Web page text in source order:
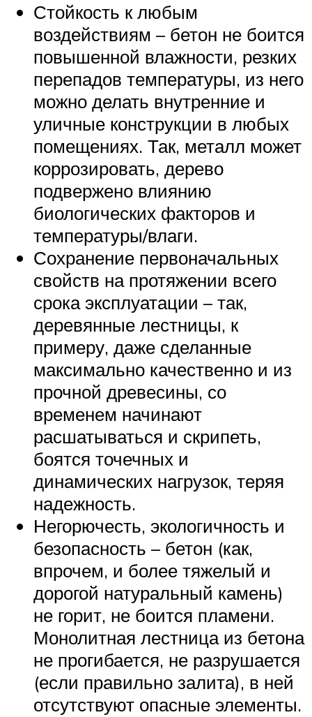
Стойкость к любым
воздействиям – бетон не боится
повышенной влажности, резких
перепадов температуры, из него
можно делать внутренние и
уличные конструкции в любых
помещениях. Так, металл может
коррозировать, дерево
подвержено влиянию
биологических факторов и
температуры/влаги.
Сохранение первоначальных
свойств на протяжении всего
срока эксплуатации – так,
деревянные лестницы, к
примеру, даже сделанные
максимально качественно и из
прочной древесины, со
временем начинают
расшатываться и скрипеть,
боятся точечных и
динамических нагрузок, теряя
надежность.
Негорючесть, экологичность и
безопасность – бетон (как,
впрочем, и более тяжелый и
дорогой натуральный камень)
не горит, не боится пламени.
Монолитная лестница из бетона
не прогибается, не разрушается
(если правильно залита), в ней
отсутствуют опасные элементы.